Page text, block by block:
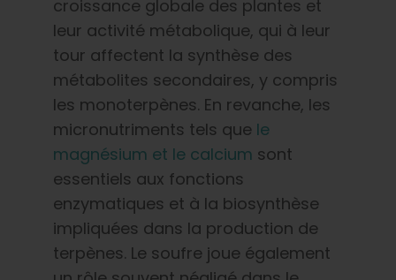
croissance globale des plantes et
leur activité métabolique, qui à leur
tour affectent la synthèse des
métabolites secondaires, y compris
les monoterpènes. En revanche, les
micronutriments tels que le
magnésium et le calcium sont
essentiels aux fonctions
enzymatiques et à la biosynthèse
impliquées dans la production de
terpènes. Le soufre joue également